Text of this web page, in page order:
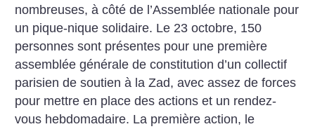
nombreuses, à côté de l’Assemblée nationale pour
un pique-nique solidaire. Le 23 octobre, 150
personnes sont présentes pour une première
assemblée générale de constitution d’un collectif
parisien de soutien à la Zad, avec assez de forces
pour mettre en place des actions et un rendez-
vous hebdomadaire. La première action, le